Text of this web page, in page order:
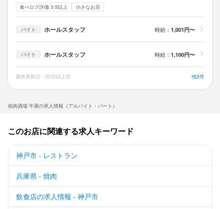
焼肉酒場 牛屋の求人情報（アルバイト・パート）
食べログ評価 3.5以上 小さなお店
バイト ホールスタッフ 時給： 1,001円〜
バイト ホールスタッフ 時給： 1,100円〜
最終更新日：30日以上前 他2件
このお店に関連する求人キーワード
神戸市 - レストラン
兵庫県 - 焼肉
飲食店の求人情報 - 神戸市